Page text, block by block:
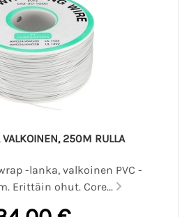
250M RULLA
-lanka, valkoinen PVC -
Erittäin ohut. Core...